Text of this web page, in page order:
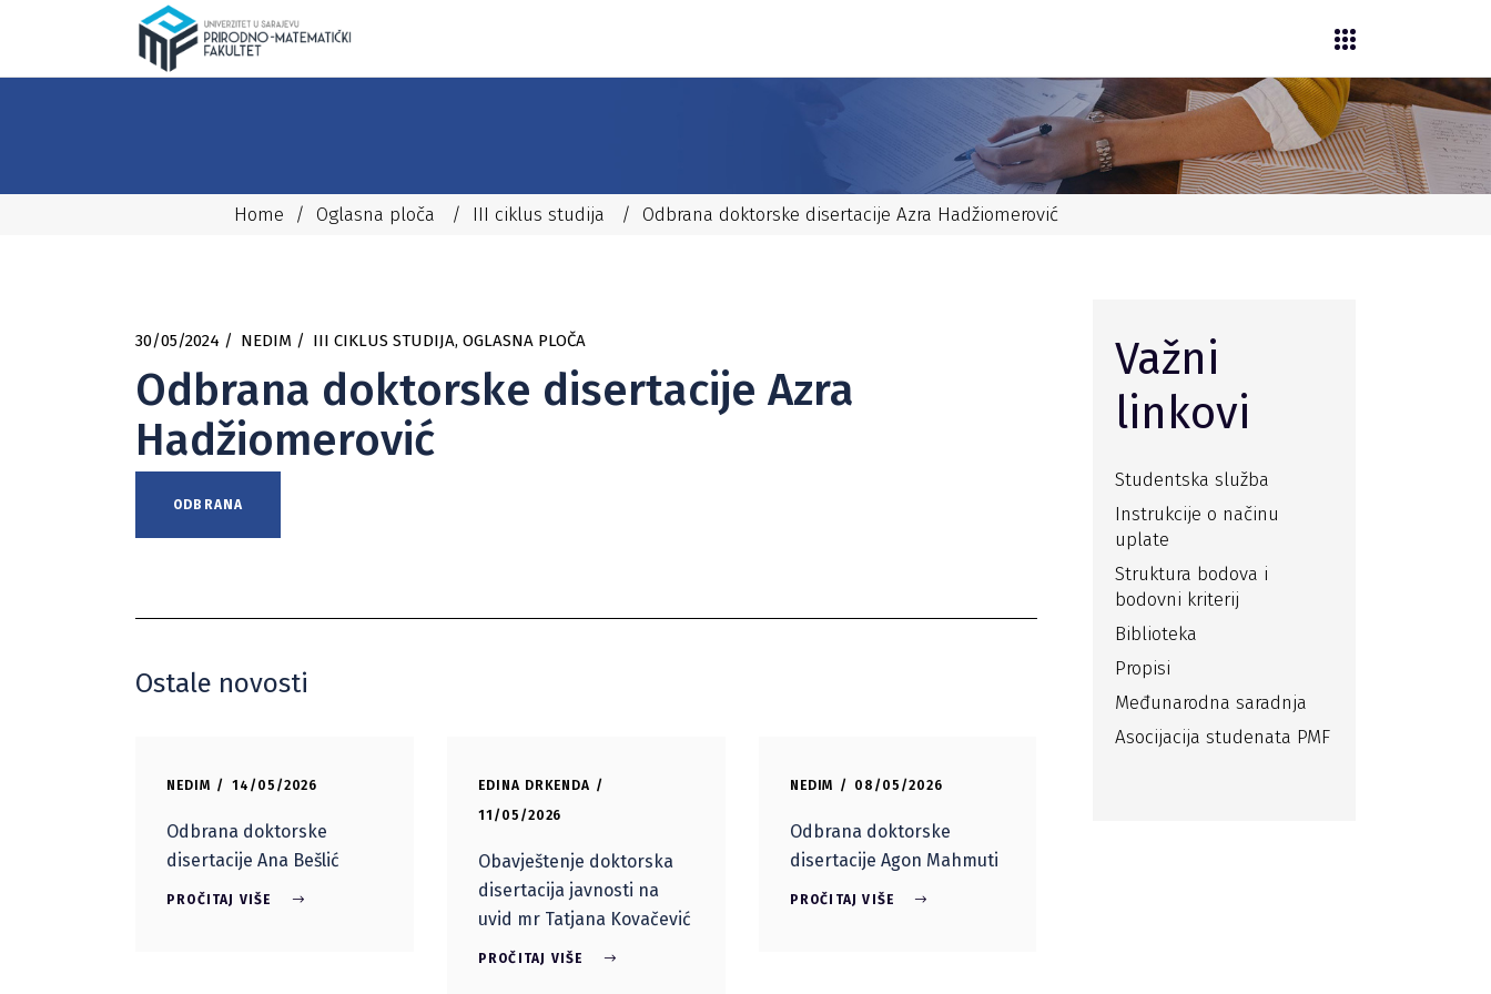
Home / Oglasna ploča / III ciklus studija / Odbrana doktorske disertacije Azra Hadžiomerović
30/05/2024 NEDIM III CIKLUS STUDIJA, OGLASNA PLOČA
Odbrana doktorske disertacije Azra
Hadžiomerović
ODBRANA
Ostale novosti
NEDIM 14/05/2026
Odbrana doktorske
disertacije Ana Bešlić
PROČITAJ VIŠE
EDINA DRKENDA
11/05/2026
Obavještenje doktorska
disertacija javnosti na
uvid mr Tatjana Kovačević
PROČITAJ VIŠE
NEDIM 08/05/2026
Odbrana doktorske
disertacije Agon Mahmuti
PROČITAJ VIŠE
Važni
linkovi
Studentska služba
Instrukcije o načinu
uplate
Struktura bodova i
bodovni kriterij
Biblioteka
Propisi
Međunarodna saradnja
Asocijacija studenata PMF